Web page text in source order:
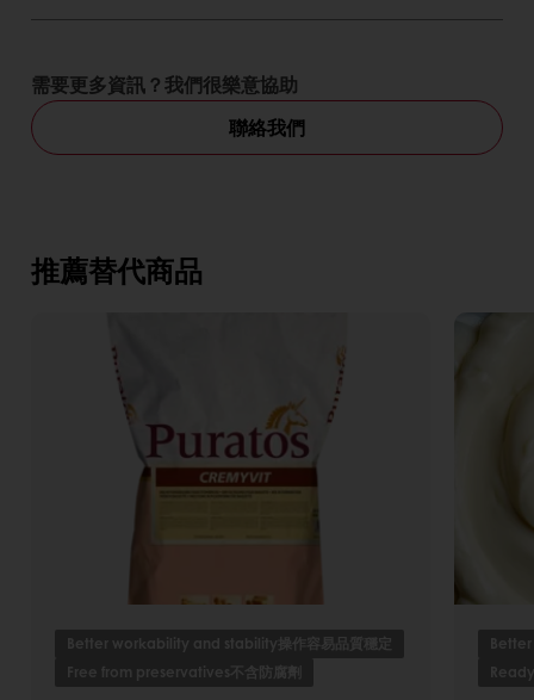
需要更多資訊？我們很樂意協助
聯絡我們
推薦替代商品
Better workability and stability操作容易品質穩定
Free from preservatives不含防腐劑